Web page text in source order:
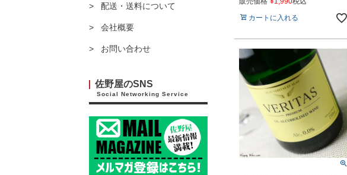
配送・送料について
会社概要
お問い合わせ
佐野屋のSNS
Social Networking Service
カートに入れる